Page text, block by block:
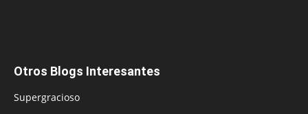
Otros Blogs Interesantes
Supergracioso